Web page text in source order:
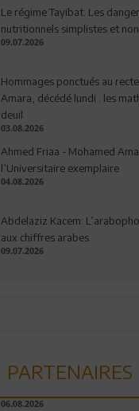
Le régime Tayibat: Les
nutritionnels simplistes et
09.07.2026
Hommages ponctués au
Amara, décédé lundi : les
deuil
03.08.2026
Ahmed Friaa - Mohamed
l’Universitaire exemplaire
04.08.2026
Abdelaziz Kacem:
aux chiffres arabes
09.07.2026
PARTENAIRES
06.08.2026